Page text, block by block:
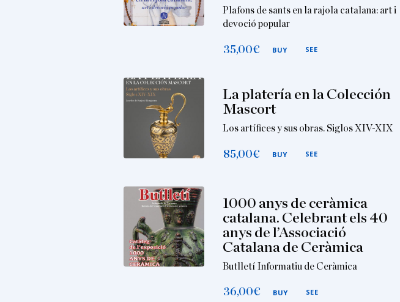
Plafons de sants en la rajola catalana: art i
devoció popular
35,00€ BUY SEE
La platería en la Colección
Mascort
Los artífices y sus obras. Siglos XIV-XIX
85,00€ BUY SEE
1000 anys de ceràmica
catalana. Celebrant els 40
anys de l’Associació
Catalana de Ceràmica
Butlletí Informatiu de Ceràmica
36,00€ BUY SEE